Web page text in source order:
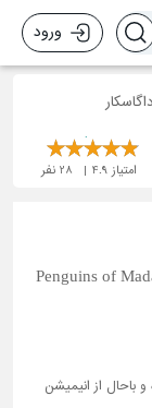
ورود
امتیاز 4.9
28 نفر
Penguins of
و باحال از انیمیشن